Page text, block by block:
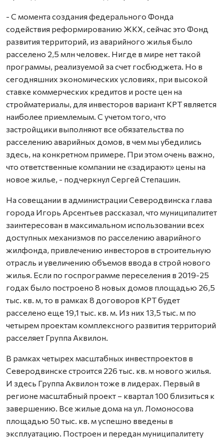
- С момента создания федерального Фонда
содействия реформированию ЖКХ, сейчас это Фонд
развития территорий, из аварийного жилья было
расселено 2,5 млн человек. Нигде в мире нет такой
программы, реализуемой за счет госбюджета. Но в
сегодняшних экономических условиях, при высокой
ставке коммерческих кредитов и росте цен на
стройматериалы, для инвесторов вариант КРТ является
наиболее приемлемым. С учетом того, что
застройщики выполняют все обязательства по
расселению аварийных домов, в чем мы убедились
здесь, на конкретном примере. При этом очень важно,
что ответственные компании не «задирают» цены на
новое жилье, - подчеркнул Сергей Степашин.
На совещании в администрации Северодвинска глава
города Игорь Арсентьев рассказал, что муниципалитет
заинтересован в максимальном использовании всех
доступных механизмов по расселению аварийного
жилфонда, привлечению инвесторов в строительную
отрасль и увеличению объемов ввода в строй нового
жилья. Если по госпрограмме переселения в 2019-25
годах было построено 8 новых домов площадью 26,5
тыс. кв. м, то в рамках 8 договоров КРТ будет
расселено еще 19,1 тыс. кв. м. Из них 13,5 тыс. м по
четырем проектам комплексного развития территорий
расселяет Группа Аквилон.
В рамках четырех масштабных инвестпроектов в
Северодвинске строится 226 тыс. кв. м нового жилья.
И здесь Группа Аквилон тоже в лидерах. Первый в
регионе масштабный проект – квартал 100 близиться к
завершению. Все жилые дома на ул. Ломоносова
площадью 50 тыс. кв. м успешно введены в
эксплуатацию. Построен и передан муниципалитету